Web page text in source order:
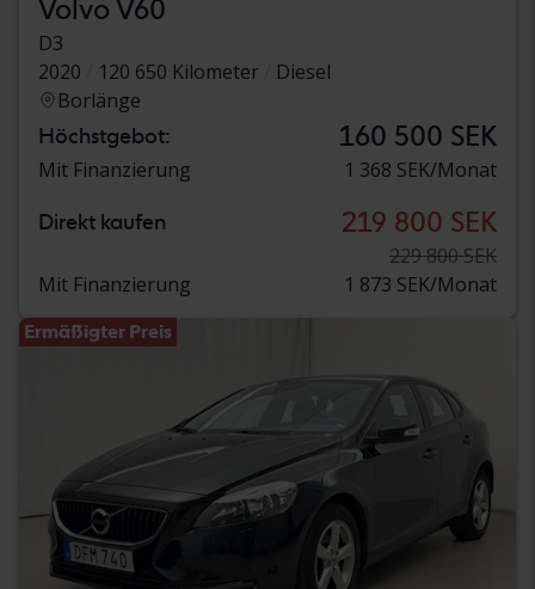
Volvo V60
D3
2020
120 650 Kilometer
Diesel
Borlänge
Höchstgebot: 160 500 SEK
Mit Finanzierung 1 368 SEK/Monat
Direkt kaufen 219 800 SEK
229 800 SEK
Mit Finanzierung
1 873 SEK/Monat
Ermäßigter Preis